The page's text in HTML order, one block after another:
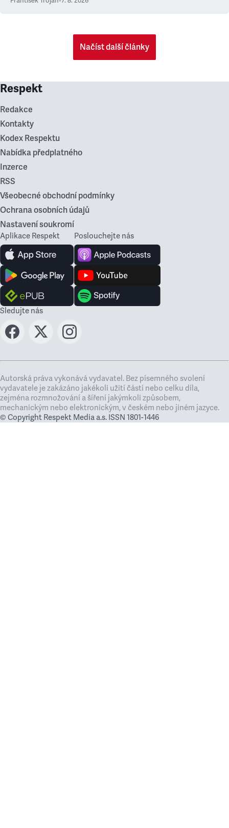
Načíst další články
Respekt
Redakce
Kontakty
Kodex Respektu
Nabídka předplatného
Inzerce
RSS
Všeobecné obchodní podmínky
Ochrana osobních údajů
Nastavení soukromí
Aplikace Respekt Poslouchejte nás
Sledujte nás
Autorská práva vykonává vydavatel. Bez písemného svolení
vydavatele je zakázáno jakékoli užití částí nebo celku díla,
zejména rozmnožování a šíření jakýmkoli způsobem,
mechanickým nebo elektronickým, v českém nebo jiném jazyce.
© Copyright Respekt Media a.s. ISSN 1801-1446